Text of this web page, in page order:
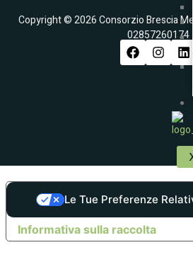
Copyright © 2026 Consorzio Brescia
02857260174
Informativa sulla raccolta
Le Tue Preferenze